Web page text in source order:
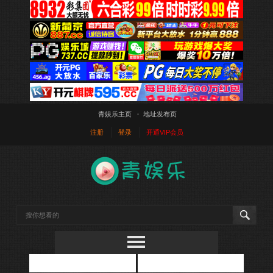
青娱乐主页 地址发布页
注册 登录 开通VIP会员